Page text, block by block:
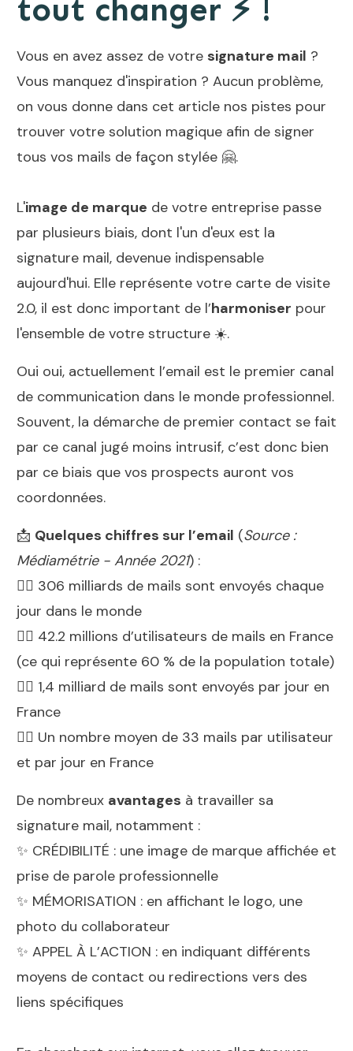
tout changer ⚡️ !
Vous en avez assez de votre signature mail ?
Vous manquez d'inspiration ? Aucun problème,
on vous donne dans cet article nos pistes pour
trouver votre solution magique afin de signer
tous vos mails de façon stylée 🤗.
L'image de marque de votre entreprise passe
par plusieurs biais, dont l'un d'eux est la
signature mail, devenue indispensable
aujourd'hui. Elle représente votre carte de visite
2.0, il est donc important de l’harmoniser pour
l'ensemble de votre structure ☀️.
Oui oui, actuellement l’email est le premier canal
de communication dans le monde professionnel.
Souvent, la démarche de premier contact se fait
par ce canal jugé moins intrusif, c’est donc bien
par ce biais que vos prospects auront vos
coordonnées.
📩 Quelques chiffres sur l’email (Source :
Médiamétrie - Année 2021) :
👉🏻 306 milliards de mails sont envoyés chaque
jour dans le monde
👉🏻 42.2 millions d’utilisateurs de mails en France
(ce qui représente 60 % de la population totale)
👉🏻 1,4 milliard de mails sont envoyés par jour en
France
👉🏻 Un nombre moyen de 33 mails par utilisateur
et par jour en France
De nombreux avantages à travailler sa
signature mail, notamment :
✨ CRÉDIBILITÉ : une image de marque affichée et
prise de parole professionnelle
✨ ️MÉMORISATION : en affichant le logo, une
photo du collaborateur
✨ ️APPEL À L’ACTION : en indiquant différents
moyens de contact ou redirections vers des
liens spécifiques